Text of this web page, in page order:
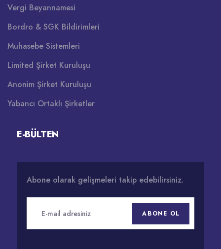
Vergi Beyannamesi
Bordro & SGK Bildirimleri
Muhasebe Sistemleri
Limited Şirket Kuruluşu
Anonim Şirket Kuruluşu
Yabancı Ortaklı Şirketler
E-BÜLTEN
Abone olarak gelişmeleri takip edebilirsiniz.
ABONE OL